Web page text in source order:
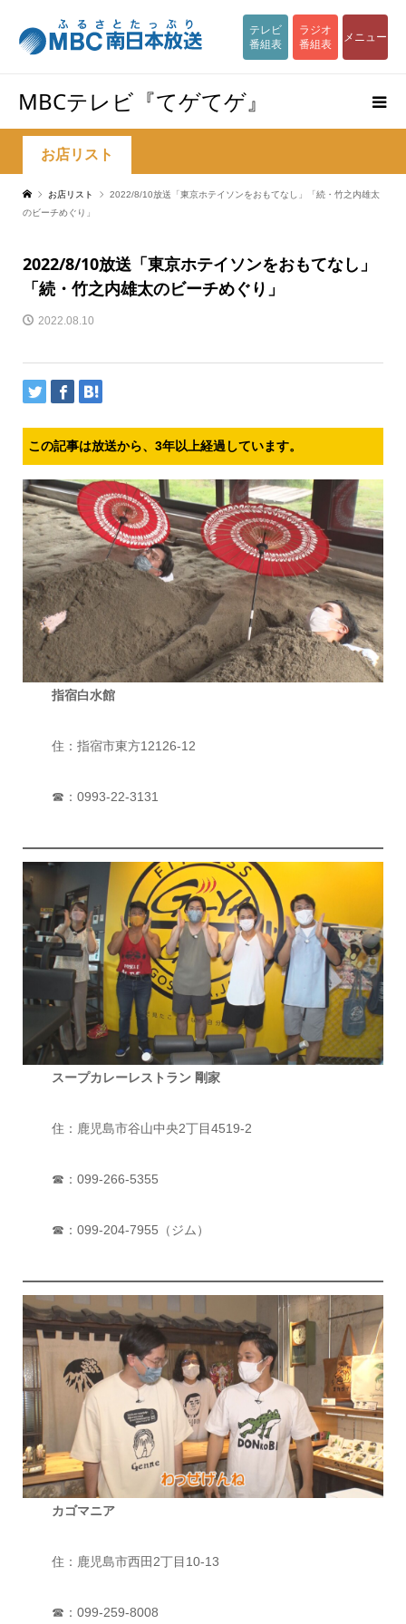
テレビ
番組表
ラジオ
番組表
メニュー
MBCテレビ『てゲてゲ』
お店リスト
お店リスト
2022/8/10放送「東京ホテイソンをおもてなし」「続・竹之内雄太
のビーチめぐり」
2022/8/10放送「東京ホテイソンをおもてなし」
「続・竹之内雄太のビーチめぐり」
2022.08.10
この記事は放送から、3年以上経過しています。
指宿白水館
住：指宿市東方12126-12
☎：0993-22-3131
スープカレーレストラン 剛家
住：鹿児島市谷山中央2丁目4519-2
☎：099-266-5355
☎：099-204-7955（ジム）
カゴマニア
住：鹿児島市西田2丁目10-13
☎：099-259-8008